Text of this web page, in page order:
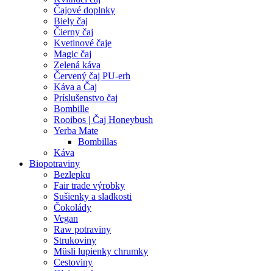
Čajové doplnky
Biely čaj
Čierny čaj
Kvetinové čaje
Magic čaj
Zelená káva
Červený čaj PU-erh
Káva a Čaj
Príslušenstvo čaj
Bombille
Rooibos | Čaj Honeybush
Yerba Mate
Bombillas
Káva
Biopotraviny
Bezlepku
Fair trade výrobky
Sušienky a sladkosti
Čokolády
Vegan
Raw potraviny
Strukoviny
Müsli lupienky chrumky
Cestoviny